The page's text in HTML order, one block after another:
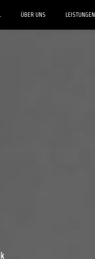
ÜBER UNS LEISTUNGEN